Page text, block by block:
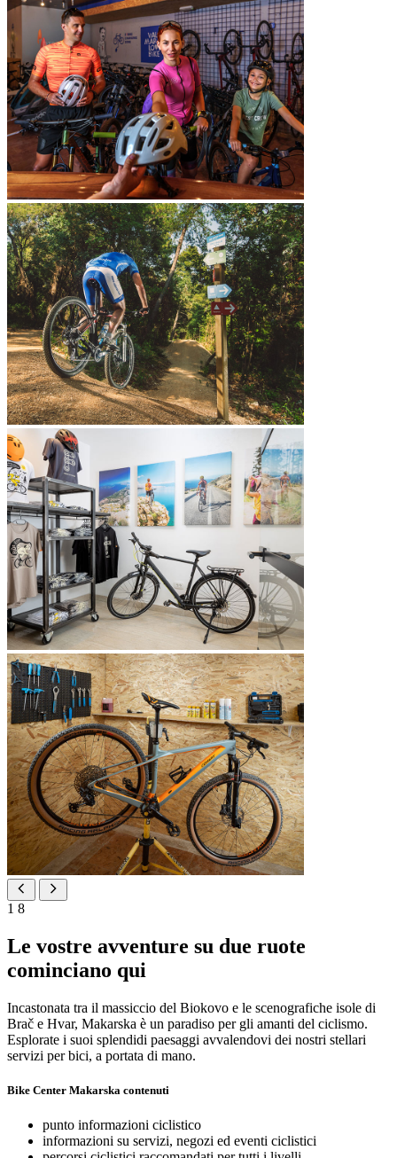
1 8
Le vostre avventure su due ruote
cominciano qui
Incastonata tra il massiccio del Biokovo e le scenografiche isole di
Brač e Hvar, Makarska è un paradiso per gli amanti del ciclismo.
Esplorate i suoi splendidi paesaggi avvalendovi dei nostri stellari
servizi per bici, a portata di mano.
Bike Center Makarska contenuti
punto informazioni ciclistico
informazioni su servizi, negozi ed eventi ciclistici